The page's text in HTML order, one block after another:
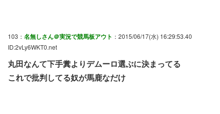
103： 名無しさん＠実況で競馬板アウト ：2015/06/17(水) 16:29:53.40
ID:2vLy6WKT0.net
丸田なんて下手糞よりデムーロ選ぶに決まってる
これで批判してる奴が馬鹿なだけ